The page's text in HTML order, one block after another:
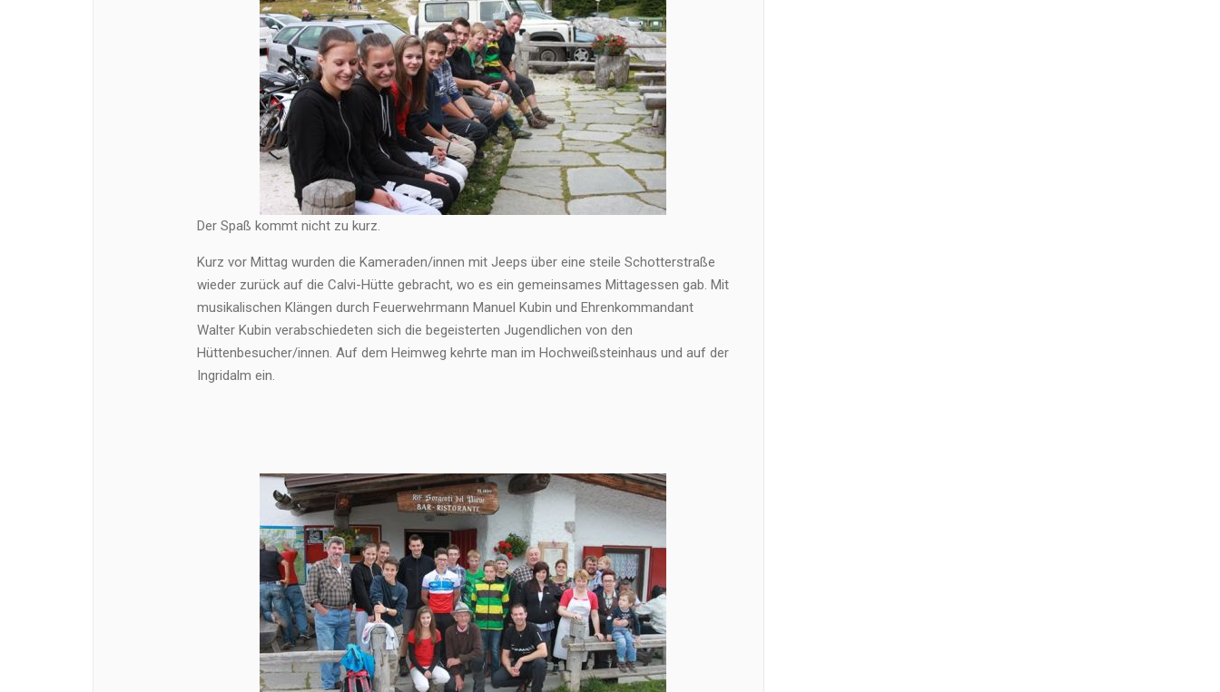
Der Spaß kommt nicht zu kurz.
Kurz vor Mittag wurden die Kameraden/innen mit Jeeps über eine steile Schotterstraße
wieder zurück auf die Calvi-Hütte gebracht, wo es ein gemeinsames Mittagessen gab. Mit
musikalischen Klängen durch Feuerwehrmann Manuel Kubin und Ehrenkommandant
Walter Kubin verabschiedeten sich die begeisterten Jugendlichen von den
Hüttenbesucher/innen. Auf dem Heimweg kehrte man im Hochweißsteinhaus und auf der
Ingridalm ein.